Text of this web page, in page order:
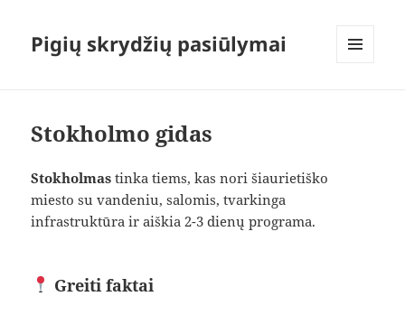
Pigių skrydžių pasiūlymai
Stokholmo gidas
Stokholmas tinka tiems, kas nori šiaurietiško
miesto su vandeniu, salomis, tvarkinga
infrastruktūra ir aiškia 2-3 dienų programa.
Greiti faktai